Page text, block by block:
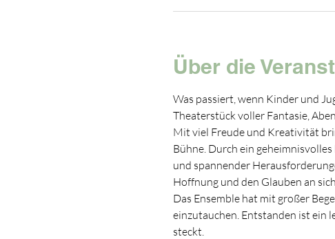
Über die
Was passiert, wenn Kinder und
Theaterstück voller Fantasie,
Mit viel Freude und Kreativität
Bühne. Durch ein
und spannender
Hoffnung und den Glauben an
Das Ensemble hat mit großer
einzutauchen. Entstanden ist ein
steckt.